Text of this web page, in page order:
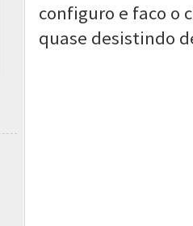
configuro e faco o
quase desistindo